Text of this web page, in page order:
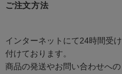
ご注文方法
インターネットにて24時間受け
付けております。
商品の発送やお問い合わせへの